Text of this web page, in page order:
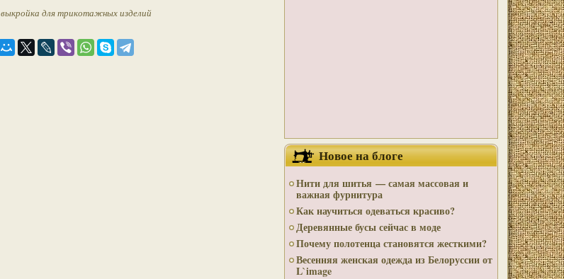
выкройка для трикотажных изделий
Новое на блоге
Нити для шитья — самая массовая и
важная фурнитура
Как научиться одеваться красиво?
Деревянные бусы сейчас в моде
Почему полотенца становятся жесткими?
Весенняя женская одежда из Белоруссии от
L`image